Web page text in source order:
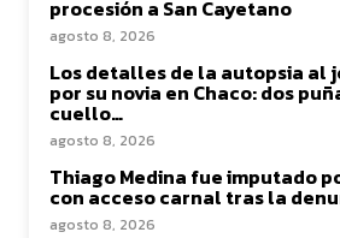
procesión a San Cayetano
agosto 8, 2026
Los detalles de la autopsia al
por su novia en Chaco: dos
cuello…
agosto 8, 2026
Thiago Medina fue imputado
con acceso carnal tras la
agosto 8, 2026